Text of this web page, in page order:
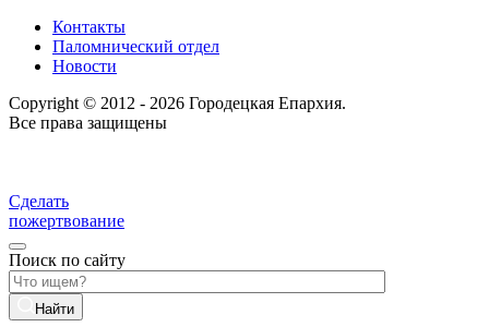
Контакты
Паломнический отдел
Новости
Copyright © 2012 - 2026 Городецкая Епархия.
Все права защищены
Сделать
пожертвование
Поиск по сайту
Найти